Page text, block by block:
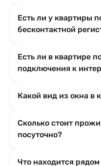
Есть ли у квартиры
бесконтактной
Есть ли в квартире
подключения к
Какой вид из окна в
Сколько стоит
посуточно?
Что находится